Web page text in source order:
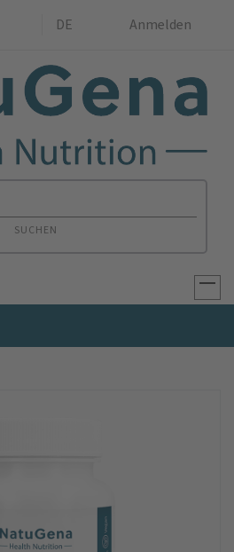
DE Anmelden
SUCHEN